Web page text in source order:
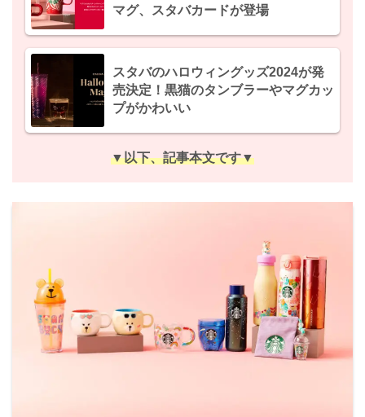
マグ、スタバカードが登場
スタバのハロウィングッズ2024が発
売決定！黒猫のタンブラーやマグカッ
プがかわいい
▼以下、記事本文です▼